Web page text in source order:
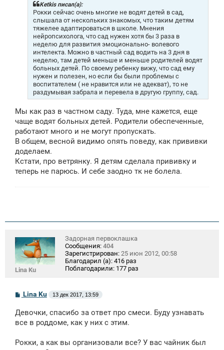
Ketkis писал(а):
Рокки сейчас очень многие не водят детей в сад,
слышала от нескольких знакомых, что таким детям
тяжелее адаптироваться в школе. Мнения
нейропсихолога, что сад нужен хотя бы 3 раза в
неделю для развития эмоционально- волевого
интелекта. Можно в частный сад водить на 3 дня в
неделю, там детей меньше и меньше родителей водят
больных детей. По своему ребенку вижу, что сад ему
нужен и полезен, но если бы были проблемы с
воспитателем ( не нравится или не адекват), то не
раздумывая забрала и перевела в другую группу, сад.
Мы как раз в частном саду. Туда, мне кажется, еще
чаще водят больных детей. Родители обеспеченные,
работают много и не могут пропускать.
В общем, весной видимо опять поведу, как прививки
доделаем.
Кстати, про ветрянку. Я детям сделала прививку и
теперь не парюсь. И себе заодно тк не болела.
Lina Ku
Задорная первоклашка
Сообщения: 404
Зарегистрирован: 25 июн 2012, 00:58
Благодарил (а): 416 раз
Поблагодарили: 177 раз
С
б
щ
и
Lina Ku 13 дек 2017, 13:59
Девочки, спасибо за ответ про смеси. Буду узнавать
все в роддоме, как у них с этим.
Рокки, а как вы организовали все? У вас чайник был